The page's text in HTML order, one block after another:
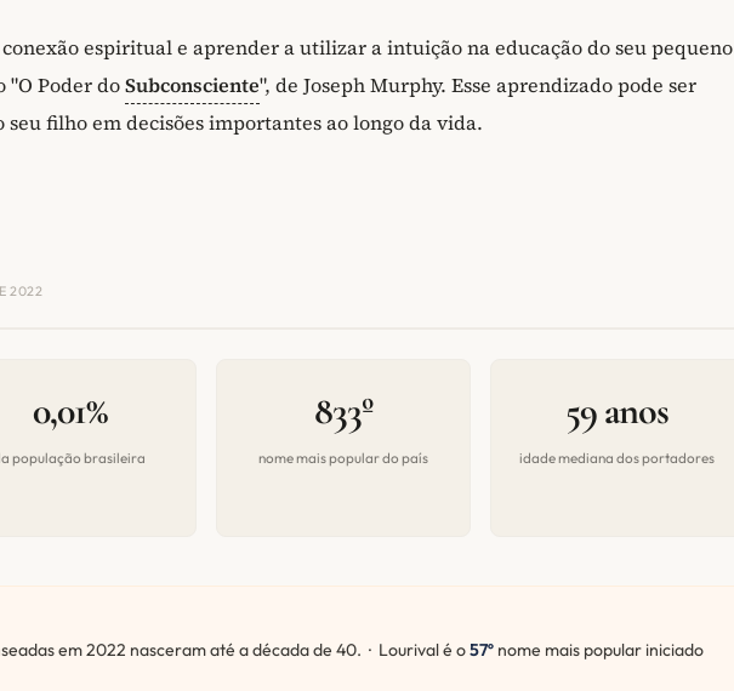
conexão espiritual e aprender a utilizar a intuição na educação do seu pequeno
"O Poder doSubconsciente", de Joseph Murphy. Esse aprendizado pode ser
filho em decisões importantes ao longo da vida.
2022
0,01%
população brasileira
833º
nome mais popular do país
59 anos
idade mediana dos portadores
em 2022 nasceram até a década de 40. · Lourival é o57º nome mais popular iniciado